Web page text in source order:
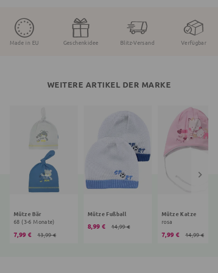
Made in EU Geschenkidee Blitz-Versand Verfügbar
WEITERE ARTIKEL DER MARKE
Mütze Bär
68 (3-6 Monate)
7,99 € 13,99 €
Mütze Fußball
8,99 € 14,99 €
Mütze Katze
rosa
7,99 € 14,99 €